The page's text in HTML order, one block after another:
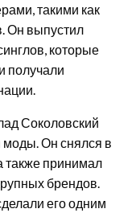
такими как
Он выпустил
которые
получали
Соколовский
моды. Он снялся в
также принимал
брендов.
его одним